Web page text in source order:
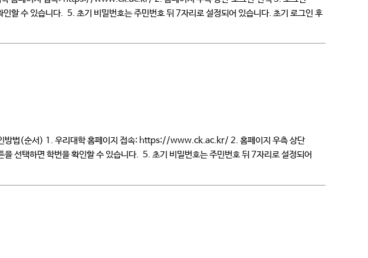
할 수 있습니다. 5. 초기 비밀번호는 주민번호 뒤 7자리로 설정되어 있습니다. 초기 로그인 후
방법(순서) 1. 우리대학 홈페이지 접속: https://www.ck.ac.kr/ 2. 홈페이지 우측 상단
선택하면 학번을 확인할 수 있습니다. 5. 초기 비밀번호는 주민번호 뒤 7자리로 설정되어